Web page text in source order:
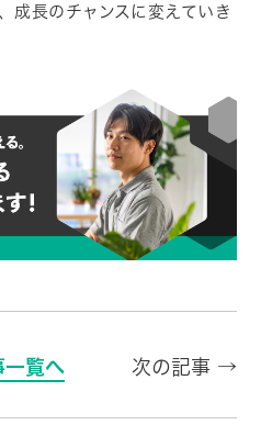
成長のチャンスに変えていき
一覧へ 次の記事 →